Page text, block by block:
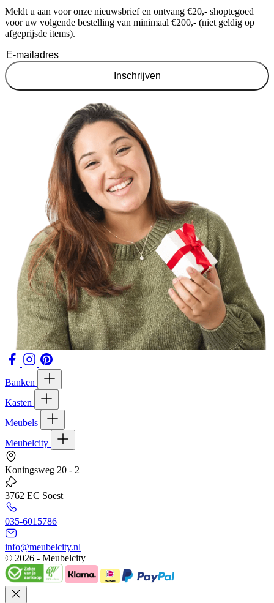
Meldt u aan voor onze nieuwsbrief en ontvang €20,- shoptegoed
voor uw volgende bestelling van minimaal €200,- (niet geldig op
afgeprijsde items).
Inschrijven
Banken
Kasten
Meubels
Meubelcity
Koningsweg 20 - 2
3762 EC Soest
035-6015786
info@meubelcity.nl
© 2026 - Meubelcity